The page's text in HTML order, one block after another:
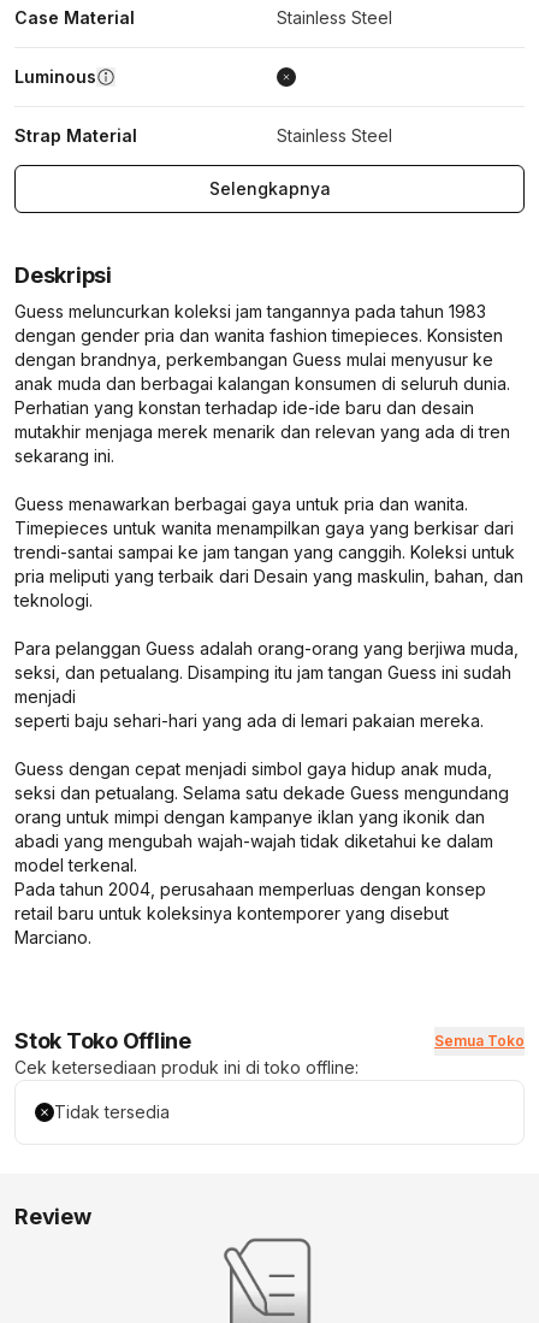
Case Material Stainless Steel
Luminous
Strap Material Stainless Steel
Selengkapnya
Deskripsi
Guess meluncurkan koleksi jam tangannya pada tahun 1983
dengan gender pria dan wanita fashion timepieces. Konsisten
dengan brandnya, perkembangan Guess mulai menyusur ke
anak muda dan berbagai kalangan konsumen di seluruh dunia.
Perhatian yang konstan terhadap ide-ide baru dan desain
mutakhir menjaga merek menarik dan relevan yang ada di tren
sekarang ini.
Guess menawarkan berbagai gaya untuk pria dan wanita.
Timepieces untuk wanita menampilkan gaya yang berkisar dari
trendi-santai sampai ke jam tangan yang canggih. Koleksi untuk
pria meliputi yang terbaik dari Desain yang maskulin, bahan, dan
teknologi.
Para pelanggan Guess adalah orang-orang yang berjiwa muda,
seksi, dan petualang. Disamping itu jam tangan Guess ini sudah
menjadi
seperti baju sehari-hari yang ada di lemari pakaian mereka.
Guess dengan cepat menjadi simbol gaya hidup anak muda,
seksi dan petualang. Selama satu dekade Guess mengundang
orang untuk mimpi dengan kampanye iklan yang ikonik dan
abadi yang mengubah wajah-wajah tidak diketahui ke dalam
model terkenal.
Pada tahun 2004, perusahaan memperluas dengan konsep
retail baru untuk koleksinya kontemporer yang disebut
Marciano.
Stok Toko Offline Semua Toko
Cek ketersediaan produk ini di toko offline:
Tidak tersedia
Review